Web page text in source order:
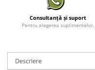
Consultanță și suport
Pentru alegerea suplimentelor.
Descriere